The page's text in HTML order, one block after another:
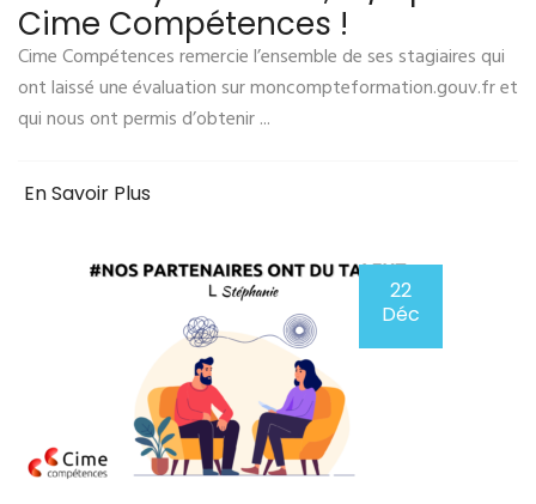
Cime Compétences !
Cime Compétences remercie l’ensemble de ses stagiaires qui
ont laissé une évaluation sur moncompteformation.gouv.fr et
qui nous ont permis d’obtenir ...
En Savoir Plus
22
Déc